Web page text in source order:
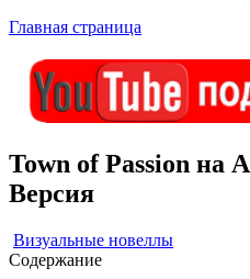
Главная страница
Town of Passion на
Версия
Визуальные новеллы
Содержание